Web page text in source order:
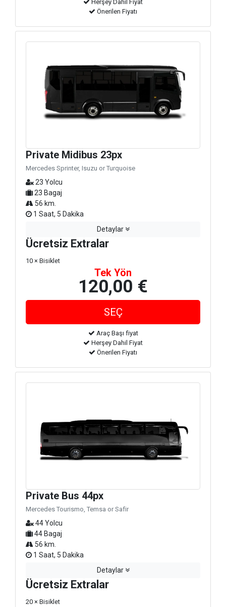
Herşey Dahil Fiyat
Önerilen Fiyatı
Private Midibus 23px
Mercedes Sprinter, Isuzu or Turquoise
23 Yolcu
23 Bagaj
56 km.
1 Saat, 5 Dakika
Detaylar
Ücretsiz Extralar
10 × Bisiklet
Tek Yön
120,00 €
Araç Başı fiyat
Herşey Dahil Fiyat
Önerilen Fiyatı
Private Bus 44px
Mercedes Tourismo, Temsa or Safir
44 Yolcu
44 Bagaj
56 km.
1 Saat, 5 Dakika
Detaylar
Ücretsiz Extralar
20 × Bisiklet